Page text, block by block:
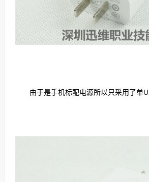
由于是手机标配电源所以只采用了单